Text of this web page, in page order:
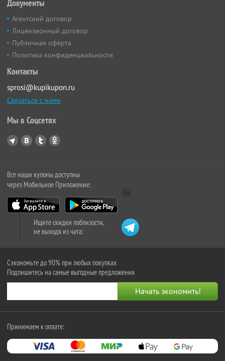
Документы
Агентский договор
Лицензионный договор
Публичная оферта
Политика конфиденциальности
Контакты
sprosi@kupikupon.ru
Связаться с нами
Мы в Соцсетях
Все наши купоны доступны
через Мобильное Приложение:
Ищите скидки поблизости,
не выходя из чата:
Сэкономьте до 90% при любых покупках
Подпишитесь на самые выгодные предложения
Принимаем к оплате: